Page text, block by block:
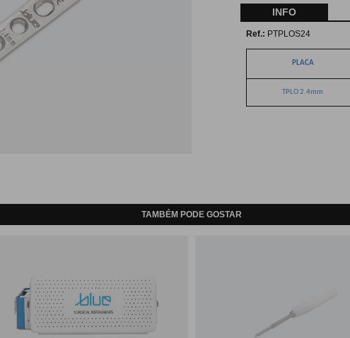
INFO
Ref.: PTPLOS24
PLACA
TPLO 2.4mm
TAMBÉM PODE GOSTAR